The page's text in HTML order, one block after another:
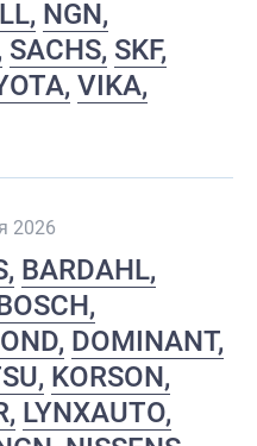
NGN
SACHS SKF
VIKA
2026
BARDAHL
DOMINANT
KORSON
LYNXAUTO